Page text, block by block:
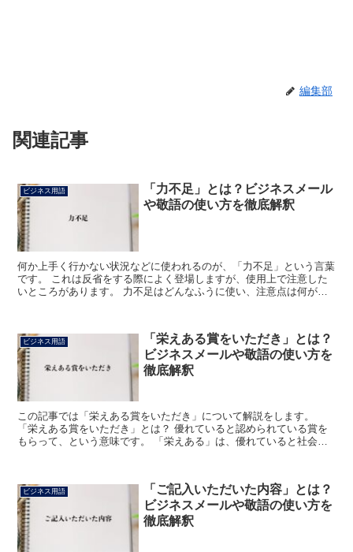
編集部
関連記事
ビジネス用語
「力不足」とは？ビジネスメール
や敬語の使い方を徹底解釈
何か上手く行かない状況などに使われるのが、「力不足」という言葉
です。 これは反省をする際によく登場しますが、使用上で注意した
いところがあります。 力不足はどんなふうに使い、注意点は何があ
ビジネス用語
「栄えある賞をいただき」とは？
ビジネスメールや敬語の使い方を
徹底解釈
この記事では「栄えある賞をいただき」について解説をします。
「栄えある賞をいただき」とは？ 優れていると認められている賞を
もらって、という意味です。 「栄えある」は、優れていると社会的
ビジネス用語
「ご記入いただいた内容」とは？
ビジネスメールや敬語の使い方を
徹底解釈